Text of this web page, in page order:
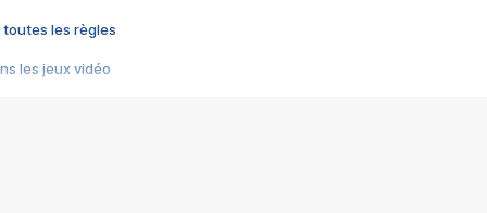
toutes les règles
les jeux vidéo